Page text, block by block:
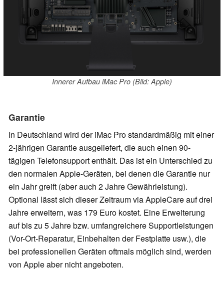
Innerer Aufbau iMac Pro (Bild: Apple)
Garantie
In Deutschland wird der iMac Pro standardmäßig mit einer
2-jährigen Garantie ausgeliefert, die auch einen 90-
tägigen Telefonsupport enthält. Das ist ein Unterschied zu
den normalen Apple-Geräten, bei denen die Garantie nur
ein Jahr greift (aber auch 2 Jahre Gewährleistung).
Optional lässt sich dieser Zeitraum via AppleCare auf drei
Jahre erweitern, was 179 Euro kostet. Eine Erweiterung
auf bis zu 5 Jahre bzw. umfangreichere Supportleistungen
(Vor-Ort-Reparatur, Einbehalten der Festplatte usw.), die
bei professionellen Geräten oftmals möglich sind, werden
von Apple aber nicht angeboten.